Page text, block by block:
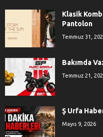
Klasik
Pantolon
Temmuz 31,
Bakımda
Temmuz 21,
Ş Urfa
Mayıs 9, 2026